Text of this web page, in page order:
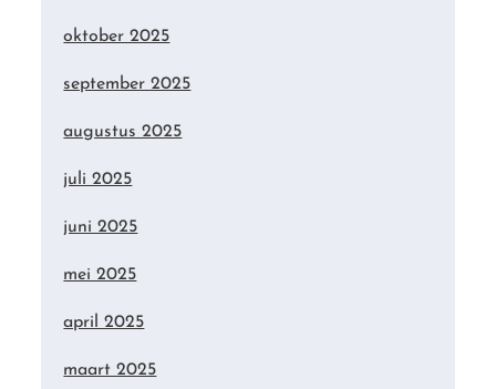
oktober 2025
september 2025
augustus 2025
juli 2025
juni 2025
mei 2025
april 2025
maart 2025